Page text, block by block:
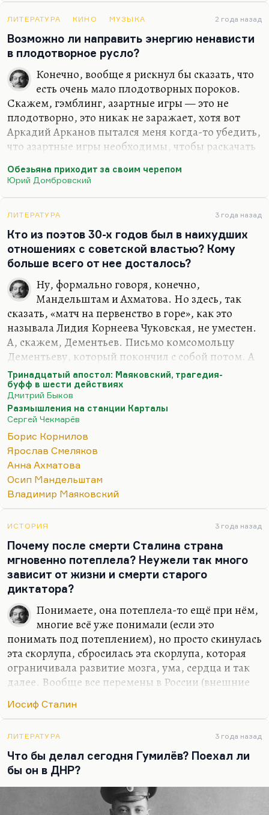
известно, что если он действительно видел в
человеке какую-то пользу, как в НРЗБ, например,
человеку кое-что…
ЛИТЕРАТУРА КИНО МУЗЫКА 2 года назад
Возможно ли направить энергию ненависти
в плодотворное русло?
Конечно, вообще я рискнул бы сказать, что
есть очень мало плодотворных пороков.
Скажем, гэмблинг, азартные игры — это не
плодотворно, это никак не заражает, хотя вот
Аркадий Арканов пытался меня когда-то убедить,
что азартные игры необходимы, чтобы раскачать
Некрасова, Маяковского, но это другой азарт.
Игромания — это абсолютно неплодотворная
сильно преувеличена. Но вот ненависть,
озлобление — это может быть канализировано в
плюс, потому что мне кажется, что из всех
эмоций человеческих абсолютно неплодотворен
только страх, вот он парализует полностью.
Если продолжать толстовскую метафору про…
Обезьяна приходит за своим черепом
Юрий Домбровский
ЛИТЕРАТУРА 3 года назад
Кто из поэтов 30-х годов был в наихудших
отношениях с советской властью? Кому
больше всего от нее досталось?
Ну, формально говоря, конечно,
Мандельштам и Ахматова. Но здесь, так
сказать, «матч на первенство в горе», как это
называла Лидия Корнеева Чуковская, не уместен.
А, скажем, Дементьев. Письмо комсомольцу
Дементьеву, который покончил с собой потом. А
Багрицкий, который умел, а иначе был бы
посажен? А, допустим, Луговской, который
подвергался невероятным проработкам, лепил из
себя «железного и каменного»? А Павел Васильев,
которого расстреляли? А Борис Корнилов,
которого расстреляли? А их друг Ярослав
Смеляков, которого посадили? И трижды
сажали, и он переродился абсолютно, а был
блестящим поэтом.
«Тринадцатом апостоле» Мало кто обратил…
Тринадцатый апостол: Маяковский, трагедия-
буфф в шести действиях
Дмитрий Быков
Размышления на станции Карталы
Сергей Чекмарёв
Борис Корнилов
Ярослав Смеляков
Анна Ахматова
Осип Мандельштам
Владимир Маяковский
ИСТОРИЯ 3 года назад
Почему после смерти Сталина страна
мгновенно потеплела? Неужели так много
зависит от жизни и смерти старого
диктатора?
Понимаете, она потеплела-то ещё при нём,
многие всё уже понимали (если это
понимать под потеплением), но просто скинулась
эта скорлупа, сбросилась эта скорлупа, которая
ограничивала развитие мозга, ума, сердца и так
далее. Вообще все перемены в России (внешние
они готовятся очень долго, но происходят они
отставки был 78 %, а после — 8. Падение с
вершин власти очень меняет человека. Да и
потом, вообще вспомните историю Калигулы,
историю Нерона. После этого история Сталина
вас не будет удивлять.
Иосиф Сталин
ЛИТЕРАТУРА 3 года назад
Что бы делал сегодня Гумилёв? Поехал ли
бы он в ДНР?